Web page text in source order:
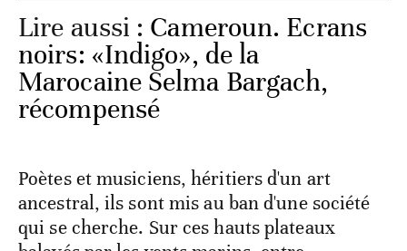
Lire aussi : Cameroun. Ecrans
noirs: «Indigo», de la
Marocaine Selma Bargach,
récompensé
Poètes et musiciens, héritiers d'un art
ancestral, ils sont mis au ban d'une société
qui se cherche. Sur ces hauts plateaux